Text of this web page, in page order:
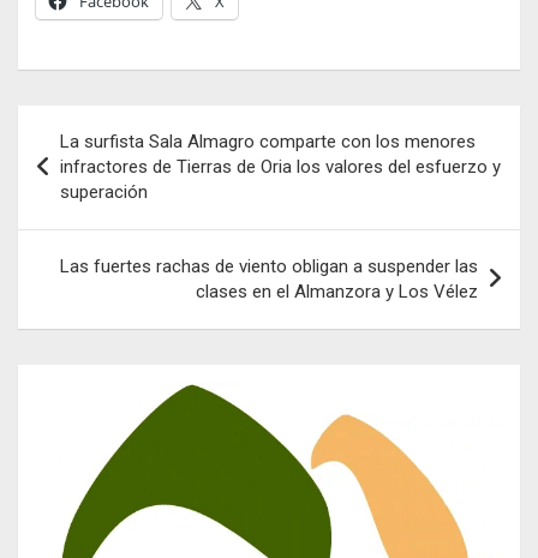
de
entradas
La surfista Sala Almagro comparte con los menores
infractores de Tierras de Oria los valores del esfuerzo y
superación
Las fuertes rachas de viento obligan a suspender las
clases en el Almanzora y Los Vélez